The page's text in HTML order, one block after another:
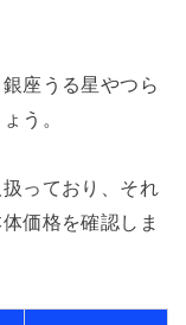
座うる星やつら
う。
っており、それ
価格を確認しま